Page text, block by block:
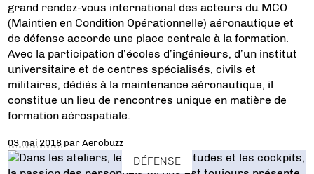
grand rendez-vous international des acteurs du MCO
(Maintien en Condition Opérationnelle) aéronautique et
de défense accorde une place centrale à la formation.
Avec la participation d’écoles d’ingénieurs, d’un institut
universitaire et de centres spécialisés, civils et
militaires, dédiés à la maintenance aéronautique, il
constitue un lieu de rencontres unique en matière de
formation aérospatiale.
03 mai 2018 parAerobuzz
DÉFENSE